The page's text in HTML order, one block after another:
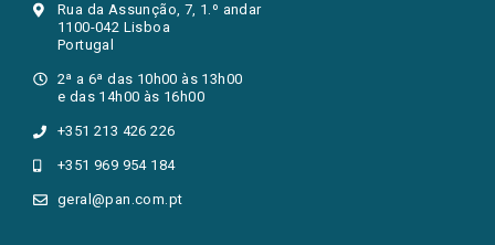
Rua da Assunção, 7, 1.º andar
1100-042 Lisboa
Portugal
2ª a 6ª das 10h00 às 13h00
e das 14h00 às 16h00
+351 213 426 226
+351 969 954 184
geral@pan.com.pt